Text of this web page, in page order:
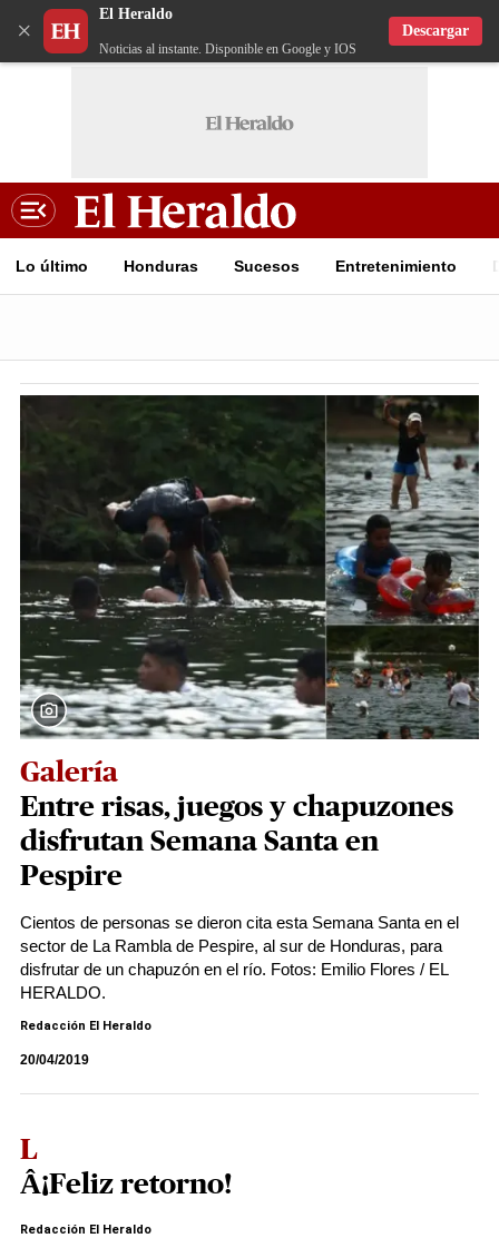
×
El Heraldo
Noticias al instante. Disponible en Google y IOS
Descargar
Lo último Honduras Sucesos Entretenimiento
Galería
Entre risas, juegos y chapuzones
disfrutan Semana Santa en
Pespire
Cientos de personas se dieron cita esta Semana Santa en el
sector de La Rambla de Pespire, al sur de Honduras, para
disfrutar de un chapuzón en el río. Fotos: Emilio Flores / EL
HERALDO.
Redacción El Heraldo
20/04/2019
L
Â¡Feliz retorno!
Redacción El Heraldo